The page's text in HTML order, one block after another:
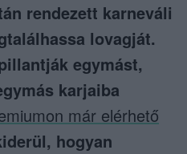
rendezett karneváli
lovagját.
egymást,
karjaiba
már elérhető
hogyan